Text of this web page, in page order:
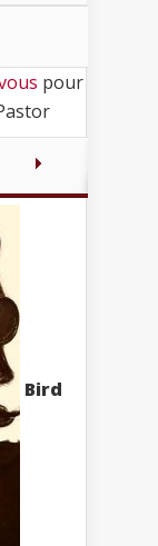
pour
Bird